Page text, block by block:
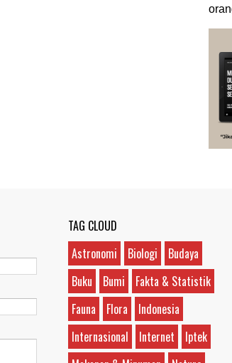
TAG CLOUD
Astronomi
Biologi
Budaya
Buku
Bumi
Fakta & Statistik
Fauna
Flora
Indonesia
Internasional
Internet
Iptek